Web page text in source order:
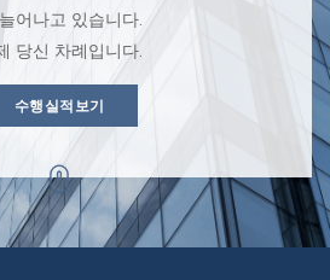
어나고 있습니다.
당신 차례입니다.
수행실적보기